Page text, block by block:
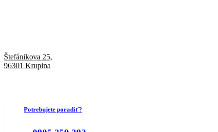
Štefánikova 25,
96301 Krupina
Potrebujete poradiť?